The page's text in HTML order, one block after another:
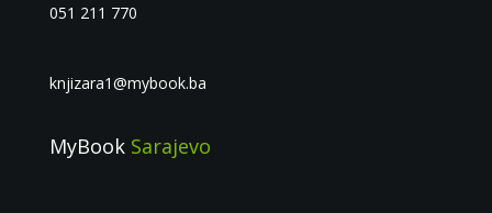
051 211 770
knjizara1@mybook.ba
MyBook Sarajevo